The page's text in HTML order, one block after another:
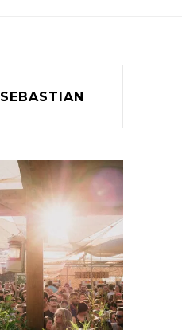
SEBASTIAN